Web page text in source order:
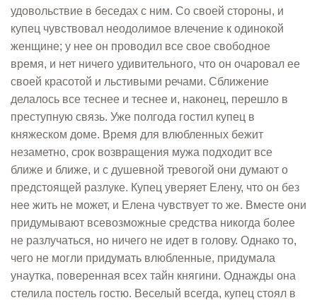
удовольствие в беседах с ним. Со своей стороны, и
купец чувствовал неодолимое влечение к одинокой
женщине; у нее он проводил все свое свободное
время, и нет ничего удивительного, что он очаровал ее
своей красотой и льстивыми речами. Сближение
делалось все теснее и теснее и, наконец, перешло в
преступную связь. Уже полгода гостил купец в
княжеском доме. Время для влюбленных бежит
незаметно, срок возвращения мужа подходит все
ближе и ближе, и с душевной тревогой они думают о
предстоящей разлуке. Купец уверяет Елену, что он без
нее жить не может, и Елена чувствует то же. Вместе они
придумывают всевозможные средства никогда более
не разлучаться, но ничего не идет в голову. Однако то,
чего не могли придумать влюбленные, придумала
унаутка, поверенная всех тайн княгини. Однажды она
стелила постель гостю. Веселый всегда, купец стоял в